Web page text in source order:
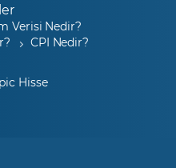
Verisi Nedir?
CPI Nedir?
Hisse